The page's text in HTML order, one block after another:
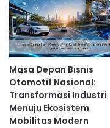
Masa Depan Bisnis
Otomotif Nasional:
Transformasi Industri
Menuju Ekosistem
Mobilitas Modern